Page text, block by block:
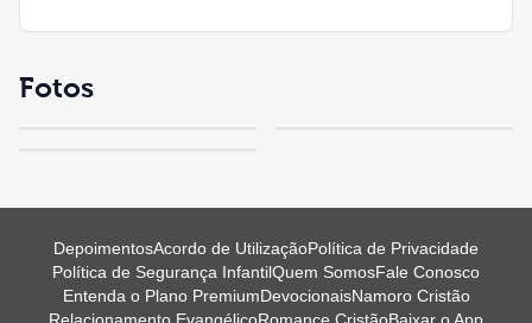
Fotos
DepoimentosAcordo de UtilizaçãoPolítica de Privacidade
Política de Segurança InfantilQuem SomosFale Conosco
Entenda o Plano PremiumDevocionaisNamoro Cristão